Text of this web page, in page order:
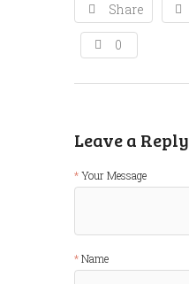
Share
0
Leave a Reply
Your Message
Name